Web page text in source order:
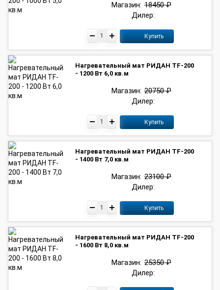
Дилер:
Магазин: 18450 ₽
Купить
Нагревательный мат РИДАН TF-200
- 1200 Вт 6,0 кв.м
Дилер:
Магазин: 20750 ₽
Купить
Нагревательный мат РИДАН TF-200
- 1400 Вт 7,0 кв.м
Дилер:
Магазин: 23100 ₽
Купить
Нагревательный мат РИДАН TF-200
- 1600 Вт 8,0 кв.м
Дилер:
Магазин: 25350 ₽